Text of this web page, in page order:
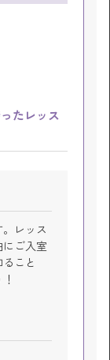
たレッス
レッス
ご入室
こと